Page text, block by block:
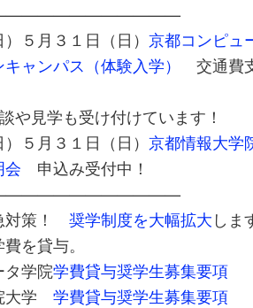
）５月３１日（日）京都コンピュ
ャンパス（体験入学）
交通費
や見学も受け付けています！
）５月３１日（日）京都情報大学
会 申込み受付中！
対策！奨学制度を大幅拡大し
を貸与。
タ学院学費貸与奨学生募集要項
大学学費貸与奨学生募集要項